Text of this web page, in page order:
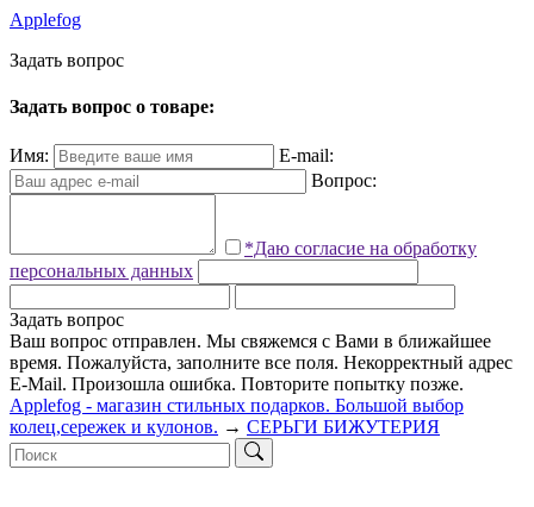
Applefog
Задать вопрос
Задать вопрос о товаре:
Имя:
E-mail:
Вопрос:
*Даю согласие на обработку
персональных данных
Задать вопрос
Ваш вопрос отправлен. Мы свяжемся с Вами в ближайшее
время. Пожалуйста, заполните все поля. Некорректный адрес
E-Mail. Произошла ошибка. Повторите попытку позже.
Applefog - магазин стильных подарков. Большой выбор
колец,сережек и кулонов. → СЕРЬГИ БИЖУТЕРИЯ